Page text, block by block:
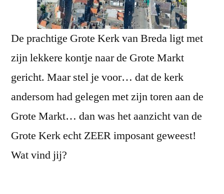
De prachtige Grote Kerk van Breda ligt met
zijn lekkere kontje naar de Grote Markt
gericht. Maar stel je voor… dat de kerk
andersom had gelegen met zijn toren aan de
Grote Markt… dan was het aanzicht van de
Grote Kerk echt ZEER imposant geweest!
Wat vind jij?